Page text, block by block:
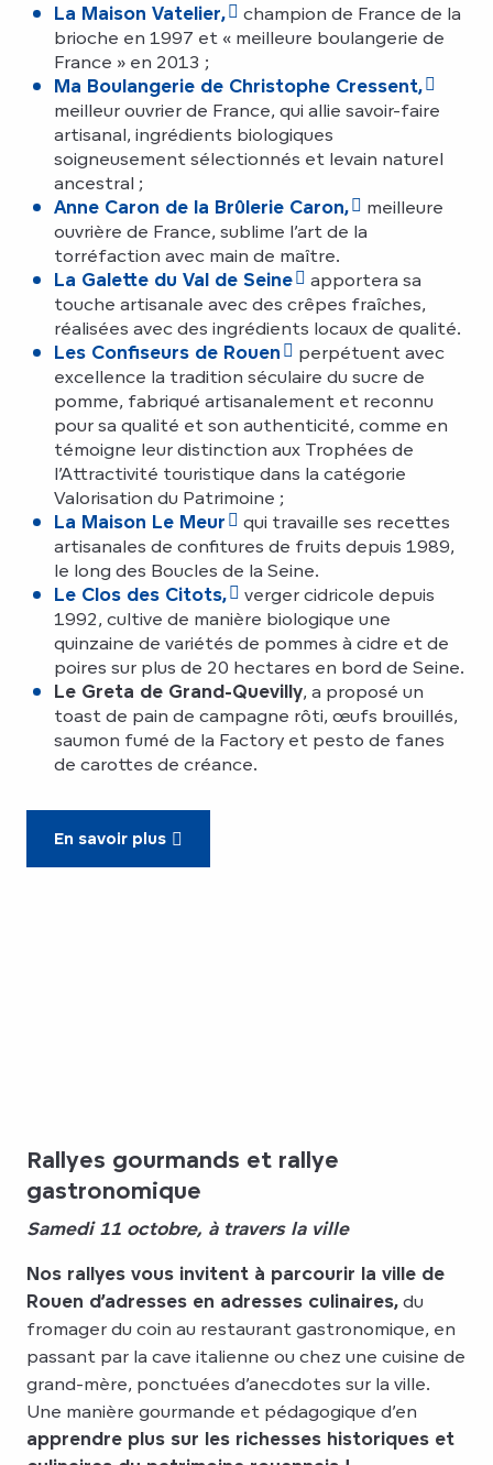
La Maison Vatelier,
champion de France de la
brioche en 1997 et « meilleure boulangerie de
France » en 2013 ;
Ma Boulangerie de Christophe Cressent,
meilleur ouvrier de France, qui allie savoir-faire
artisanal, ingrédients biologiques
soigneusement sélectionnés et levain naturel
ancestral ;
Anne Caron de la Brûlerie Caron,
meilleure
ouvrière de France, sublime l’art de la
torréfaction avec main de maître.
La Galette du Val de Seine
apportera sa
touche artisanale avec des crêpes fraîches,
réalisées avec des ingrédients locaux de qualité.
Les Confiseurs de Rouen
perpétuent avec
excellence la tradition séculaire du sucre de
pomme, fabriqué artisanalement et reconnu
pour sa qualité et son authenticité, comme en
témoigne leur distinction aux Trophées de
l’Attractivité touristique dans la catégorie
Valorisation du Patrimoine ;
La Maison Le Meur
qui travaille ses recettes
artisanales de confitures de fruits depuis 1989,
le long des Boucles de la Seine.
Le Clos des Citots,
verger cidricole depuis
1992, cultive de manière biologique une
quinzaine de variétés de pommes à cidre et de
poires sur plus de 20 hectares en bord de Seine.
Le Greta de Grand-Quevilly, a proposé un
toast de pain de campagne rôti, œufs brouillés,
saumon fumé de la Factory et pesto de fanes
de carottes de créance.
En savoir plus
Rallyes gourmands et rallye
gastronomique
Samedi 11 octobre, à travers la ville
Nos rallyes vous invitent à parcourir la ville de
Rouen d’adresses en adresses culinaires, du
fromager du coin au restaurant gastronomique, en
passant par la cave italienne ou chez une cuisine de
grand-mère, ponctuées d’anecdotes sur la ville.
Une manière gourmande et pédagogique d’en
apprendre plus sur les richesses historiques et